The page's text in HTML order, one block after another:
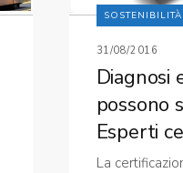
31/08/2016
Diagnosi
possono
Esperti
La